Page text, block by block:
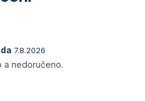
7.8.2026
a nedoručeno.